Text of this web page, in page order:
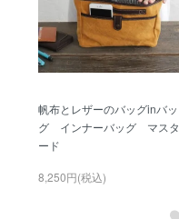
帆布とレザーのバッグinバッ
グ インナーバッグ マスタ
ード
8,250円(税込)